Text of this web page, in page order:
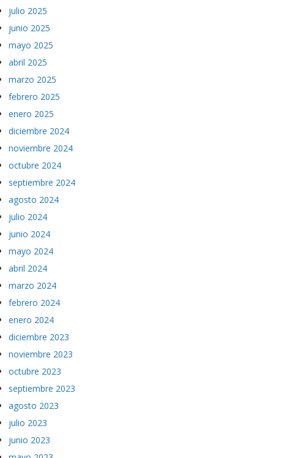
julio 2025
junio 2025
mayo 2025
abril 2025
marzo 2025
febrero 2025
enero 2025
diciembre 2024
noviembre 2024
octubre 2024
septiembre 2024
agosto 2024
julio 2024
junio 2024
mayo 2024
abril 2024
marzo 2024
febrero 2024
enero 2024
diciembre 2023
noviembre 2023
octubre 2023
septiembre 2023
agosto 2023
julio 2023
junio 2023